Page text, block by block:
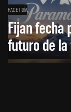
HACE 1 DÍA
Fijan fecha
futuro de